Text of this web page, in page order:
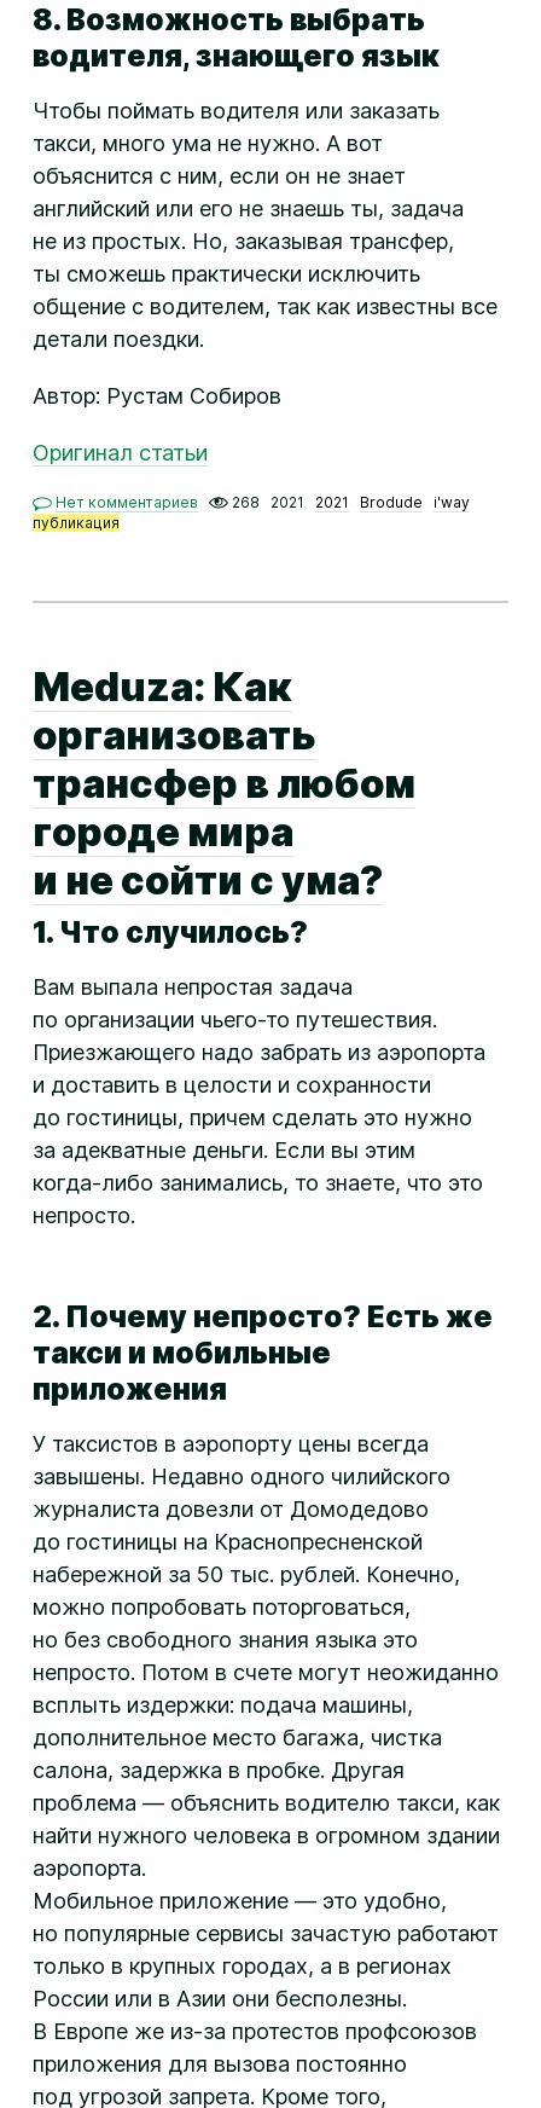
8. Возможность выбрать
водителя, знающего язык
Чтобы поймать водителя или заказать
такси, много ума не нужно. А вот
объяснится с ним, если он не знает
английский или его не знаешь ты, задача
не из простых. Но, заказывая трансфер,
ты сможешь практически исключить
общение с водителем, так как известны все
детали поездки.
Автор: Рустам Собиров
Оригинал статьи
Нет комментариев 268 2021 2021 Brodude
i'way
публикация
Meduza: Как
организовать
трансфер в любом
городе мира
и не сойти с ума?
1. Что случилось?
Вам выпала непростая задача
по организации чьего-то путешествия.
Приезжающего надо забрать из аэропорта
и доставить в целости и сохранности
до гостиницы, причем сделать это нужно
за адекватные деньги. Если вы этим
когда-либо занимались, то знаете, что это
непросто.
2. Почему непросто? Есть же
такси и мобильные
приложения
У таксистов в аэропорту цены всегда
завышены. Недавно одного чилийского
журналиста довезли от Домодедово
до гостиницы на Краснопресненской
набережной за 50 тыс. рублей. Конечно,
можно попробовать поторговаться,
но без свободного знания языка это
непросто. Потом в счете могут неожиданно
всплыть издержки: подача машины,
дополнительное место багажа, чистка
салона, задержка в пробке. Другая
проблема — объяснить водителю такси, как
найти нужного человека в огромном здании
аэропорта.
Мобильное приложение — это удобно,
но популярные сервисы зачастую работают
только в крупных городах, а в регионах
России или в Азии они бесполезны.
В Европе же из-за протестов профсоюзов
приложения для вызова постоянно
под угрозой запрета. Кроме того,